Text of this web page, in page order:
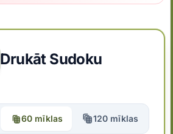
Drukāt Sudoku
60 mīklas 120 mīklas